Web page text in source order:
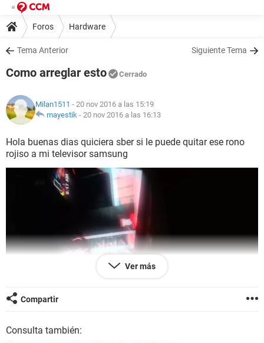
Foros Hardware
Tema Anterior Siguiente Tema
Como arreglar esto Cerrado
Milan1511 - 20 nov 2016 a las 15:19
mayestik - 20 nov 2016 a las 16:13
Hola buenas dias quiciera sber si le puede quitar ese rono
rojiso a mi televisor samsung
Ver más
Compartir
Consulta también: